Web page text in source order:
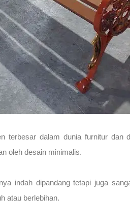
terbesar dalam dunia furnitur
oleh desain minimalis.
indah dipandang tetapi juga
atau berlebihan.